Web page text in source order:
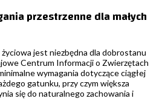
przestrzenne dla małych
jest niezbędna dla dobrostanu
Centrum Informacji o Zwierzętach
wymagania dotyczące ciągłej
gatunku, przy czym większa
się do naturalnego zachowania i